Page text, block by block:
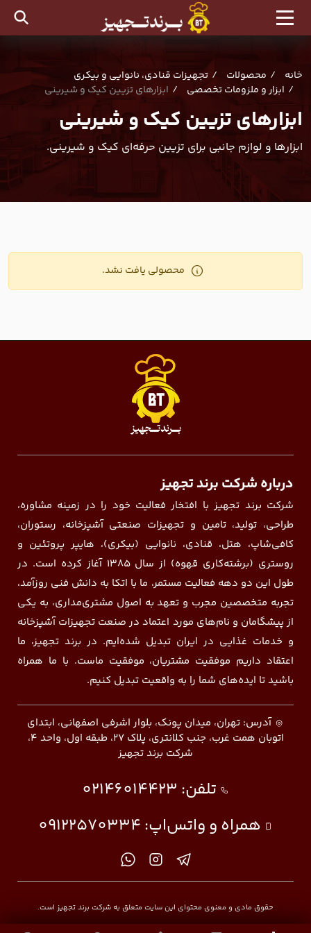
خانه محصولات
تجهیزات قنادی، نانوایی و بیکری
ابزار و ملزومات تخصصی
ابزارهای تزیین کیک و شیرینی
ابزارهای تزیین کیک و شیرینی
ابزارها و لوازم جانبی برای تزیین حرفه‌ای کیک و شیرینی.
محصولی یافت نشد.
درباره شرکت برند تجهیز
شرکت برند تجهیز با افتخار فعالیت خود را در زمینه مشاوره،
طراحی، تولید، تامین و تجهیزات صنعتی آشپزخانه، رستوران،
کافی‌شاپ، هتل، قنادی، نانوایی (بیکری)، هایپر پروتئین و
روستری (برشته‌کاری قهوه) از سال ۱۳۸۵ آغاز کرده است. در
طول این دو دهه فعالیت مستمر، ما با اتکا به دانش فنی روزآمد،
تجربه متخصصین مجرب و تعهد به اصول مشتری‌مداری، به یکی
از پیشگامان و نام‌های مورد اعتماد در صنعت تجهیزات آشپزخانه
و خدمات غذایی در ایران تبدیل شده‌ایم. در برند تجهیز، ما
اعتقاد داریم موفقیت مشتریان، موفقیت ماست. با ما همراه
باشید تا ایده‌های شما را به واقعیت تبدیل کنیم.
آدرس: تهران، میدان پونک، بلوار اشرفی اصفهانی، ابتدای
اتوبان همت غرب، جنب کلانتری، پلاک ۲۷، طبقه اول، واحد ۴،
شرکت برند تجهیز
تلفن: 02146014423
همراه و واتس‌اپ:09122570334
حقوق مادی و معنوی محتوای این سایت متعلق به شرکت برند تجهیز است.